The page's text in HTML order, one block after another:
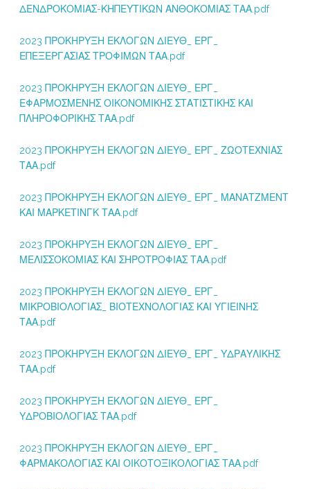
ΔΕΝΔΡΟΚΟΜΙΑΣ-ΚΗΠΕΥΤΙΚΩΝ ΑΝΘΟΚΟΜΙΑΣ ΤΑΑ.pdf
2023 ΠΡΟΚΗΡΥΞΗ ΕΚΛΟΓΩΝ ΔΙΕΥΘ_ ΕΡΓ_
ΕΠΕΞΕΡΓΑΣΙΑΣ ΤΡΟΦΙΜΩΝ ΤΑΑ.pdf
2023 ΠΡΟΚΗΡΥΞΗ ΕΚΛΟΓΩΝ ΔΙΕΥΘ_ ΕΡΓ_
ΕΦΑΡΜΟΣΜΕΝΗΣ ΟΙΚΟΝΟΜΙΚΗΣ ΣΤΑΤΙΣΤΙΚΗΣ ΚΑΙ
ΠΛΗΡΟΦΟΡΙΚΗΣ ΤΑΑ.pdf
2023 ΠΡΟΚΗΡΥΞΗ ΕΚΛΟΓΩΝ ΔΙΕΥΘ_ ΕΡΓ_ ΖΩΟΤΕΧΝΙΑΣ
ΤΑΑ.pdf
2023 ΠΡΟΚΗΡΥΞΗ ΕΚΛΟΓΩΝ ΔΙΕΥΘ_ ΕΡΓ_ ΜΑΝΑΤΖΜΕΝΤ
ΚΑΙ ΜΑΡΚΕΤΙΝΓΚ ΤΑΑ.pdf
2023 ΠΡΟΚΗΡΥΞΗ ΕΚΛΟΓΩΝ ΔΙΕΥΘ_ ΕΡΓ_
ΜΕΛΙΣΣΟΚΟΜΙΑΣ ΚΑΙ ΣΗΡΟΤΡΟΦΙΑΣ ΤΑΑ.pdf
2023 ΠΡΟΚΗΡΥΞΗ ΕΚΛΟΓΩΝ ΔΙΕΥΘ_ ΕΡΓ_
ΜΙΚΡΟΒΙΟΛΟΓΙΑΣ_ ΒΙΟΤΕΧΝΟΛΟΓΙΑΣ ΚΑΙ ΥΓΙΕΙΝΗΣ
ΤΑΑ.pdf
2023 ΠΡΟΚΗΡΥΞΗ ΕΚΛΟΓΩΝ ΔΙΕΥΘ_ ΕΡΓ_ ΥΔΡΑΥΛΙΚΗΣ
ΤΑΑ.pdf
2023 ΠΡΟΚΗΡΥΞΗ ΕΚΛΟΓΩΝ ΔΙΕΥΘ_ ΕΡΓ_
ΥΔΡΟΒΙΟΛΟΓΙΑΣ ΤΑΑ.pdf
2023 ΠΡΟΚΗΡΥΞΗ ΕΚΛΟΓΩΝ ΔΙΕΥΘ_ ΕΡΓ_
ΦΑΡΜΑΚΟΛΟΓΙΑΣ ΚΑΙ ΟΙΚΟΤΟΞΙΚΟΛΟΓΙΑΣ ΤΑΑ.pdf